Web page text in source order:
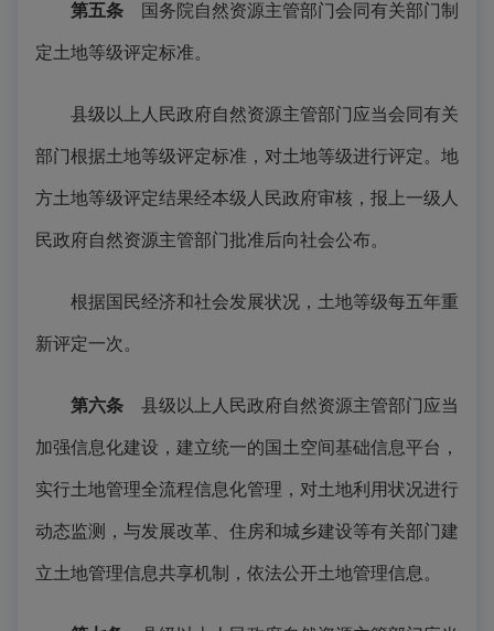
第五条 国务院自然资源主管部门会同有关部门制
定土地等级评定标准。
县级以上人民政府自然资源主管部门应当会同有关
部门根据土地等级评定标准，对土地等级进行评定。地
方土地等级评定结果经本级人民政府审核，报上一级人
民政府自然资源主管部门批准后向社会公布。
根据国民经济和社会发展状况，土地等级每五年重
新评定一次。
第六条 县级以上人民政府自然资源主管部门应当
加强信息化建设，建立统一的国土空间基础信息平台，
实行土地管理全流程信息化管理，对土地利用状况进行
动态监测，与发展改革、住房和城乡建设等有关部门建
立土地管理信息共享机制，依法公开土地管理信息。